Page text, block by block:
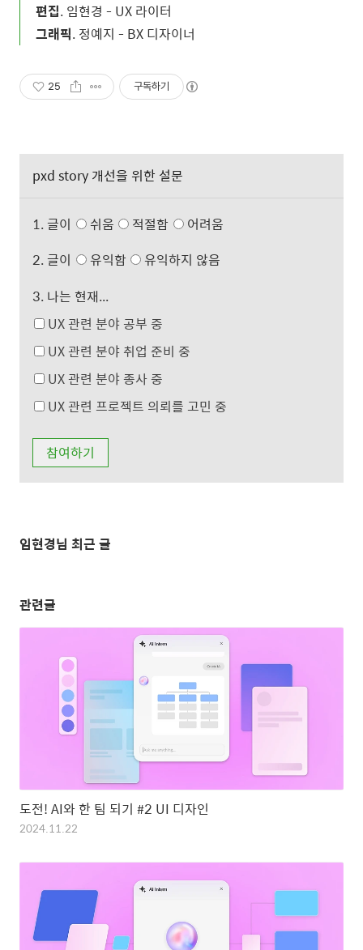
편집. 임현경 - UX 라이터
그래픽. 정예지 - BX 디자이너
25 구독하기
pxd story 개선을 위한 설문
1. 글이 쉬움 적절함
어려움
2. 글이
유익함
유익하지 않음
3. 나는 현재...
UX 관련 분야 공부 중
UX 관련 분야 취업 준비 중
UX 관련 분야 종사 중
UX 관련 프로젝트 의뢰를 고민 중
임현경님 최근 글
관련글
도전! AI와 한 팀 되기 #2 UI 디자인
2024.11.22